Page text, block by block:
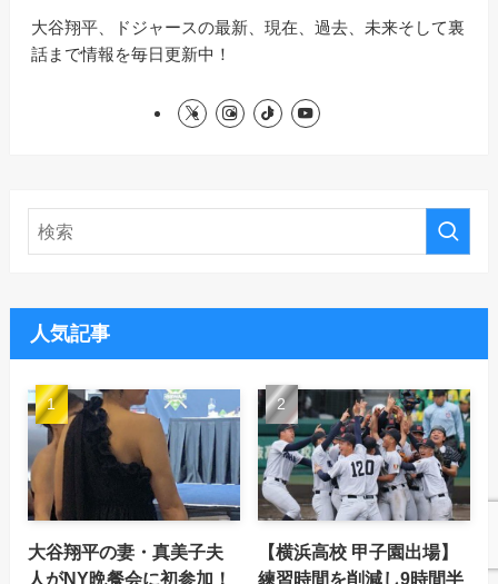
大谷翔平、ドジャースの最新、現在、過去、未来そして裏
話まで情報を毎日更新中！
人気記事
大谷翔平の妻・真美子夫
人がNY晩餐会に初参加！
【横浜高校 甲子園出場】
練習時間を削減し9時間半